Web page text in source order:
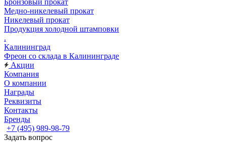
Бронзовый прокат
Медно-никелевый прокат
Никелевый прокат
Продукция холодной штамповки
.
Калининград
Фреон со склада в Калининграде
Акции
Компания
О компании
Награды
Реквизиты
Контакты
Бренды
+7 (495) 989-98-79
Задать вопрос